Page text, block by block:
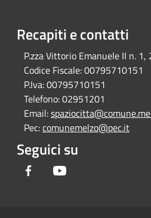
Recapiti e contatti
P.zza Vittorio Emanuele II n.
Codice Fiscale:00795710151
P.Iva:00795710151
Telefono:02951201
Email:
Pec:comunemelzo@pec.it
Seguici su
Facebook